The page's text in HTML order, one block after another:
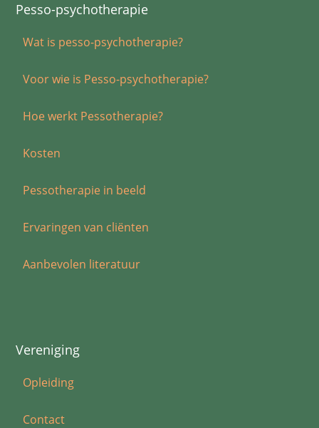
Pesso-psychotherapie
Wat is pesso-psychotherapie?
Voor wie is Pesso-psychotherapie?
Hoe werkt Pessotherapie?
Kosten
Pessotherapie in beeld
Ervaringen van cliënten
Aanbevolen literatuur
Vereniging
Opleiding
Contact